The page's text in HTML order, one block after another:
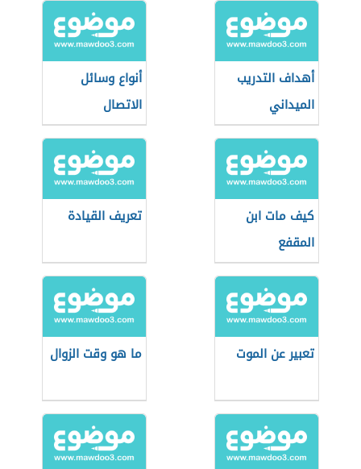
أهداف التدريب
الميداني
أنواع وسائل
الاتصال
كيف مات ابن
المقفع
تعريف القيادة
تعبير عن الموت ما هو وقت الزوال